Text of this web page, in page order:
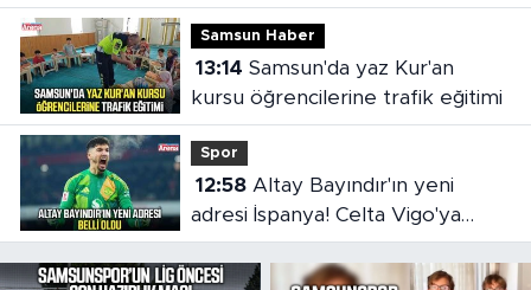
Samsun Haber
13:14
kursu öğrencilerine trafik eğitimi
Spor
12:58Altay Bayındır'ın yeni
adresi İspanya! Celta Vigo'ya
kiralandı